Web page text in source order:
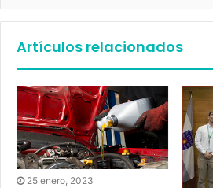
Artículos relacionados
25 enero, 2023